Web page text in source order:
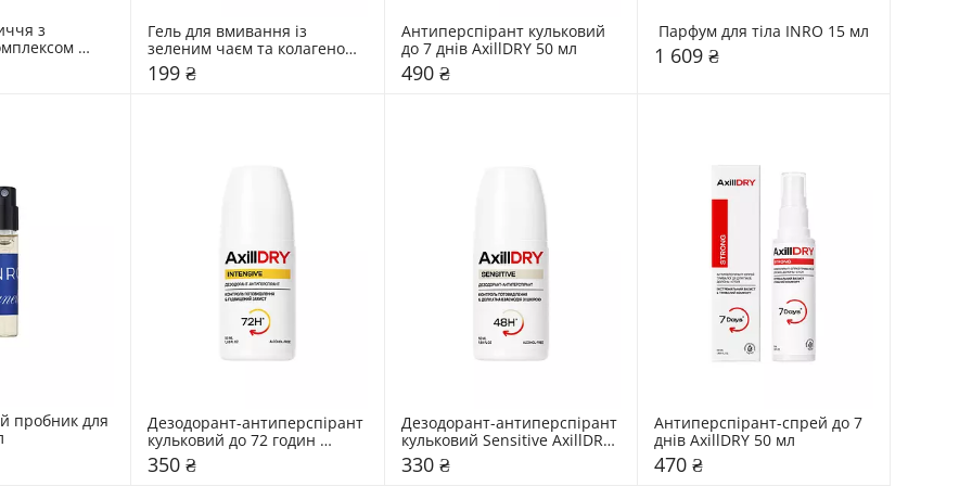
з
Гель для вмивання із
зеленим чаєм та колагеном
Hidehere 25 мл
199 ₴
Антиперспірант кульковий
490 ₴
Парфум для тіла INRO 15 мл
1 609 ₴
пробник для
Дезодорант-антиперспірант
кульковий до 72 годин
350 ₴
Дезодорант-антиперспірант
кульковий Sensitive AxillDRY
50 мл
330 ₴
Антиперспірант-спрей до 7
470 ₴